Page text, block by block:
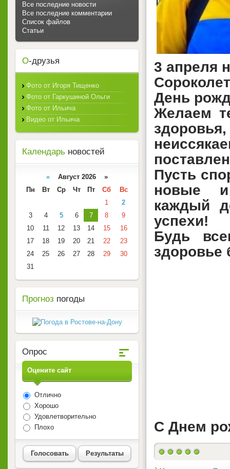
3 апреля
День
Желаем
Пусть
новые и
каждый
успехи!
Будь
здоровье
С Днем
Все последние новости
Все последние комментарии
Список файлов
Статьи
О-друзья
Фото от Игоря Тищенко
Фото от Гаркушиной Ольги
Фото от Ильича
Видео от Ильича
Календарь новостей
« Август 2026 »
Пн
Вт Ср Чт Пт Сб
Вс
1
2
3
4 5 6 7 8
9
10
11 12 13 14 15
16
17
18 19 20 21 22
23
24
25 26 27 28 29
30
31
Прогноз погоды
Опрос
Оцените сайт
Отлично
Хорошо
Удовлетворительно
Плохо
Голосовать Результаты